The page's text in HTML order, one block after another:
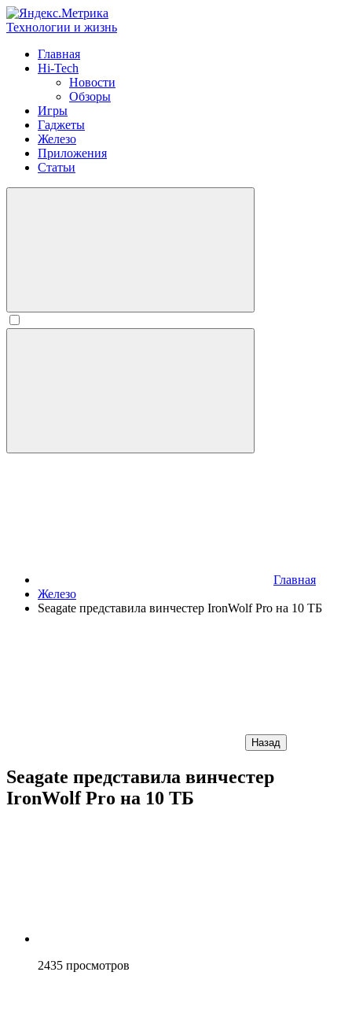
Технологии и жизнь
Главная
Hi-Tech
Новости
Обзоры
Игры
Гаджеты
Железо
Приложения
Статьи
Главная
Железо
Seagate представила винчестер IronWolf Pro на 10 ТБ
Назад
Seagate представила винчестер
IronWolf Pro на 10 ТБ
2435 просмотров